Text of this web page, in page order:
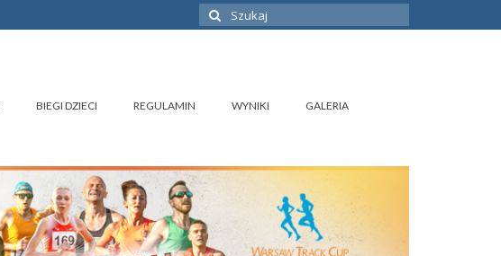
Szuklaj
w:
BIEGI DZIECI REGULAMIN WYNIKI GALERIA